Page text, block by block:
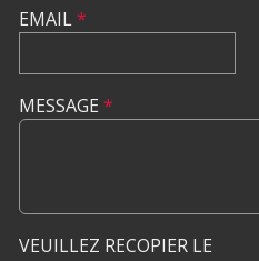
EMAIL*
MESSAGE *
VEUILLEZ RECOPIER LE